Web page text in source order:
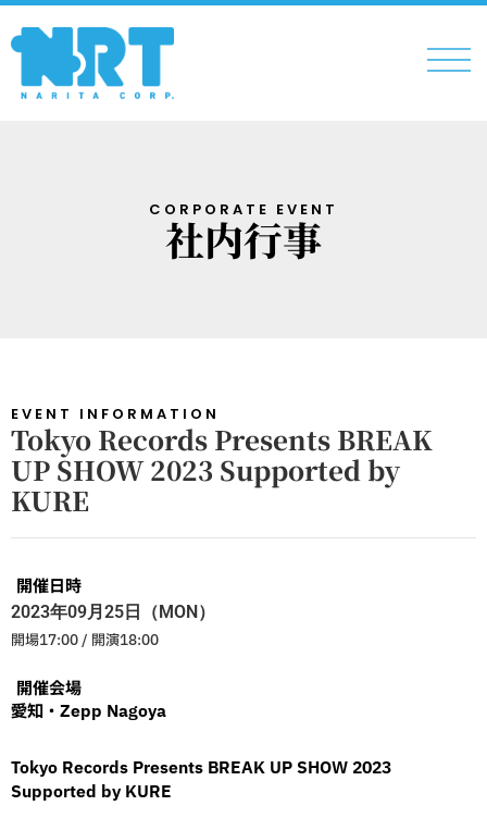
CORPORATE EVENT
社内行事
EVENT INFORMATION
Tokyo Records Presents BREAK
UP SHOW 2023 Supported by
KURE
開催日時
2023年09月25日（MON）
開場17:00 / 開演18:00
開催会場
愛知・Zepp Nagoya
Tokyo Records Presents BREAK UP SHOW 2023
Supported by KURE